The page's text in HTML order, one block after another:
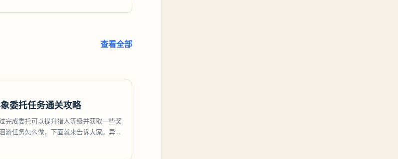
查看全部
委托任务通关攻略
完成委托可以提升猎人等级并获取一些奖
游任务怎么做，下面就来告诉大家。异环